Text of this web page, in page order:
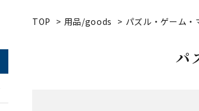
TOP > 用品/goods > パズル・ゲーム・
パ